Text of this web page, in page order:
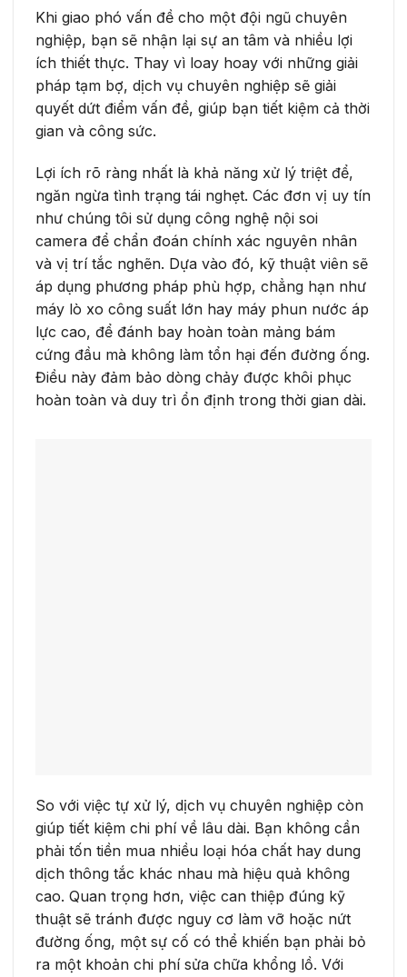
Khi giao phó vấn đề cho một đội ngũ chuyên
nghiệp, bạn sẽ nhận lại sự an tâm và nhiều lợi
ích thiết thực. Thay vì loay hoay với những giải
pháp tạm bợ, dịch vụ chuyên nghiệp sẽ giải
quyết dứt điểm vấn đề, giúp bạn tiết kiệm cả thời
gian và công sức.
Lợi ích rõ ràng nhất là khả năng xử lý triệt để,
ngăn ngừa tình trạng tái nghẹt. Các đơn vị uy tín
như chúng tôi sử dụng công nghệ nội soi
camera để chẩn đoán chính xác nguyên nhân
và vị trí tắc nghẽn. Dựa vào đó, kỹ thuật viên sẽ
áp dụng phương pháp phù hợp, chẳng hạn như
máy lò xo công suất lớn hay máy phun nước áp
lực cao, để đánh bay hoàn toàn mảng bám
cứng đầu mà không làm tổn hại đến đường ống.
Điều này đảm bảo dòng chảy được khôi phục
hoàn toàn và duy trì ổn định trong thời gian dài.
So với việc tự xử lý, dịch vụ chuyên nghiệp còn
giúp tiết kiệm chi phí về lâu dài. Bạn không cần
phải tốn tiền mua nhiều loại hóa chất hay dung
dịch thông tắc khác nhau mà hiệu quả không
cao. Quan trọng hơn, việc can thiệp đúng kỹ
thuật sẽ tránh được nguy cơ làm vỡ hoặc nứt
đường ống, một sự cố có thể khiến bạn phải bỏ
ra một khoản chi phí sửa chữa khổng lồ. Với